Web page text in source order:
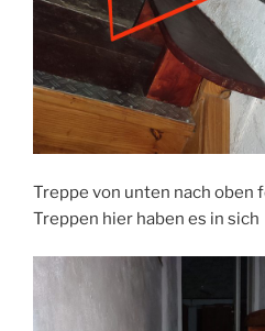
Treppe von unten nach oben
Treppen hier haben es in sich